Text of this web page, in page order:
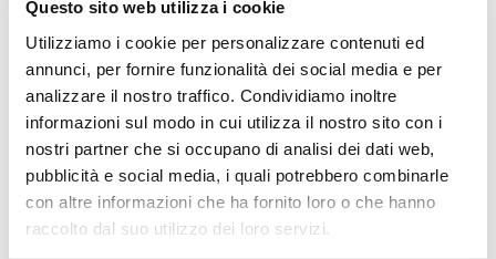
Questo sito web utilizza i cookie
Utilizziamo i cookie per personalizzare contenuti ed
annunci, per fornire funzionalità dei social media e per
analizzare il nostro traffico. Condividiamo inoltre
informazioni sul modo in cui utilizza il nostro sito con i
nostri partner che si occupano di analisi dei dati web,
pubblicità e social media, i quali potrebbero combinarle
con altre informazioni che ha fornito loro o che hanno
raccolto dal suo utilizzo dei loro servizi.
Pezzi 100 -25%
Pezzi 500 -40% € 1,36
Pezzi 1000 -44% € 1,27
*Prezzi prodotto per quantità merce neutra e prezzi IVA
Non trovi la quantità in tabella?Calcola il preventivo